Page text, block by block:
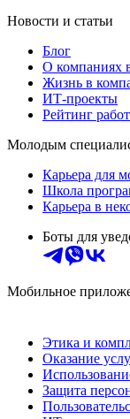
Новости и статьи
Блог
О компаниях
Жизнь в
ИТ-проекты
Рейтинг
Молодым
Карьера для
Школа
Карьера в
Боты для
Мобильное
Этика и
Оказание
Защита